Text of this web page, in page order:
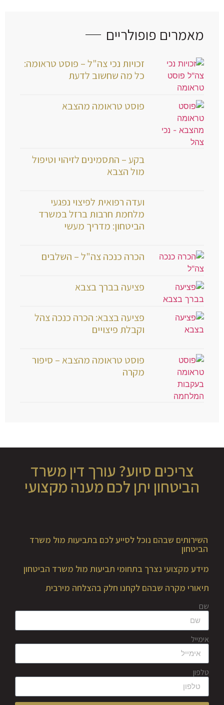
מאמרים פופולריים
זכויות נכי צה"ל – פוסט טראומה:
כל מה שחשוב לדעת
פוסט טראומה מהצבא
בקע – התסמינים לזיהוי וטיפול
מול הצבא
ועדה רפואית לפיצוי נפגעי
מלחמת חרבות ברזל במשרד
הביטחון: מדריך מעשי
הכרה כנכה צה"ל – השלבים
פציעה בברך בצבא
פציעה בצבא: הכרה כנכה צהל
וקבלת פיצויים
פוסט טראומה מהצבא – סיפור
מקרה
צריכים סיוע? עורך דין משרד
הביטחון יתן לכם מענה מקצועי
השירותים שבהם נוכל לסייע לכם בתביעות מול משרד
הביטחון
מידע מקצועי נצרך בתחומי תביעות מול משרד הביטחון
תיאורי מקרה שבהם לקחנו חלק בהצלחה מירבית
שם
אימייל
טלפון